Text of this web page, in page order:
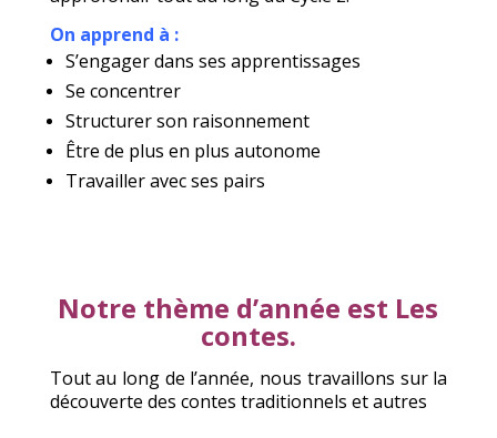
On apprend à :
S’engager dans ses apprentissages
Se concentrer
Structurer son raisonnement
Être de plus en plus autonome
Travailler avec ses pairs
Notre thème d’année est Les
contes.
Tout au long de l’année, nous travaillons sur la
découverte des contes traditionnels et autres